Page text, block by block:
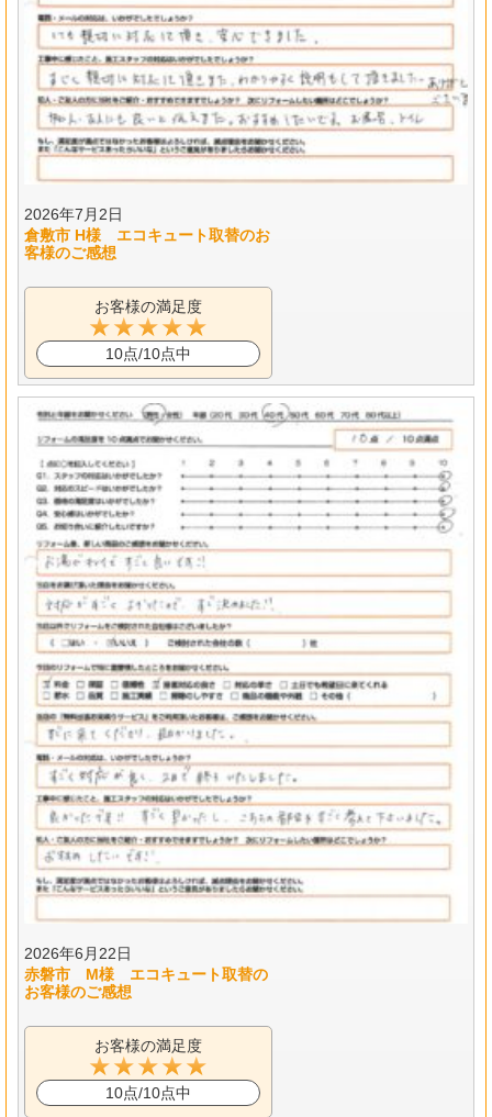
2026年7月2日
倉敷市 H様 エコキュート取替のお
客様のご感想
お客様の満足度
10点/10点中
2026年6月22日
赤磐市 M様 エコキュート取替の
お客様のご感想
お客様の満足度
10点/10点中